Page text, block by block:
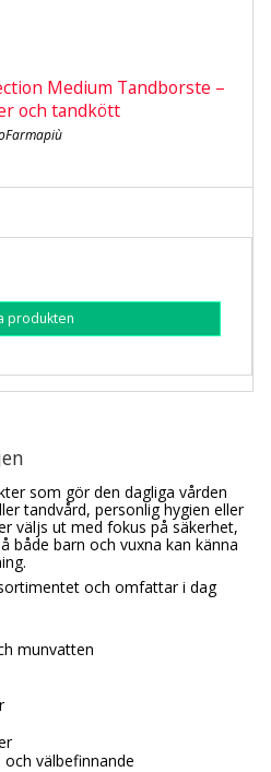
Medium Tandborste –
och tandkött
produkten
som gör den dagliga vården
tandvård, personlig hygien eller
väljs ut med fokus på säkerhet,
barn och vuxna kan känna
och omfattar i dag
munvatten
välbefinnande